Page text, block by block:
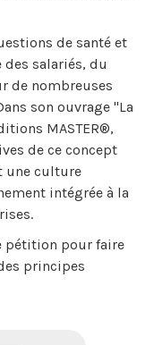
de santé et
salariés, du
de nombreuses
son ouvrage "La
MASTER®,
de ce concept
une culture
intégrée à la
pétition pour faire
principes